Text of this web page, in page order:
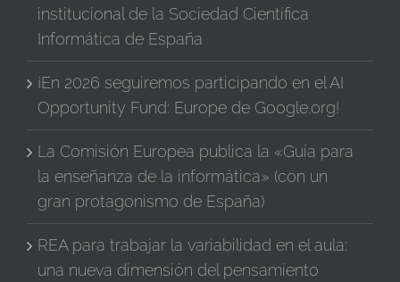
institucional de la Sociedad Científica
Informática de España
¡En 2026 seguiremos participando en el AI
Opportunity Fund: Europe de Google.org!
La Comisión Europea publica la «Guía para
la enseñanza de la informática» (con un
gran protagonismo de España)
REA para trabajar la variabilidad en el aula:
una nueva dimensión del pensamiento